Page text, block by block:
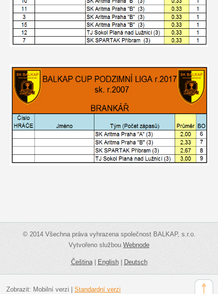
© 2014 Všechna práva vyhrazena společnost BALKAP, s.r.o.
Vytvořeno službouWebnode
Čeština|English|Deutsch
Zobrazit: Mobilní verzi Standardní verzi